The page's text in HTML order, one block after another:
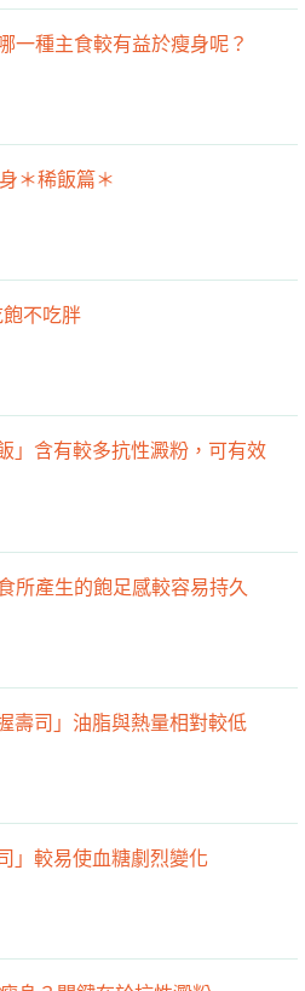
一種主食較有益於瘦身呢？
＊稀飯篇＊
不吃胖
」含有較多抗性澱粉，可有效
所產生的飽足感較容易持久
壽司」油脂與熱量相對較低
」較易使血糖劇烈變化